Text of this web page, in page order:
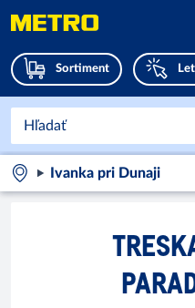
Sortiment
Ivanka pri Dunaji